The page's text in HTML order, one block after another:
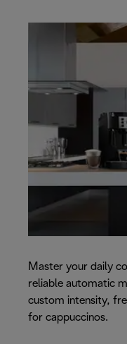
Master your daily
reliable automatic
custom intensity,
for cappuccinos.